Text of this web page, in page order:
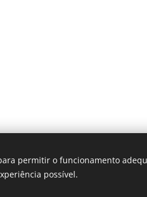
permitir o funcionamento
possível.